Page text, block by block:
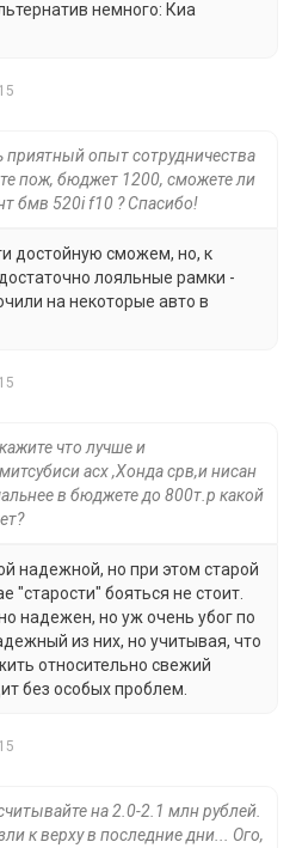
немного: Киа
приятный опыт сотрудничества
пож, бюджет 1200, сможете ли
бмв 520i f10 ? Спасибо!
достойную сможем, но, к
лояльные рамки -
на некоторые авто в
что лучше и
асх ,Хонда срв,и нисан
в бюджете до 800т.р какой
надежной, но при этом старой
"старости" бояться не стоит.
надежен, но уж очень убог по
из них, но учитывая, что
относительно свежий
без особых проблем.
на 2.0-2.1 млн рублей.
к верху в последние дни... Ого,